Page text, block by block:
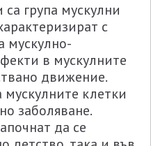
група мускулни
с
мускулно-
в мускулните
движение.
клетки
заболяване.
да се